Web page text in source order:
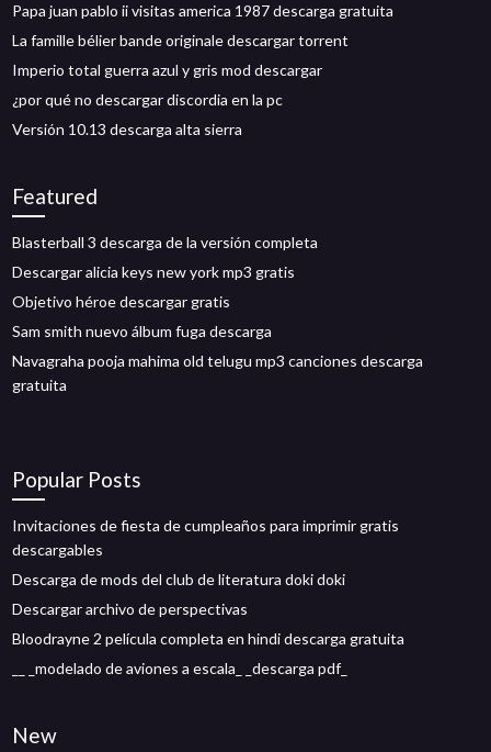
Papa juan pablo ii visitas america 1987 descarga gratuita
La famille bélier bande originale descargar torrent
Imperio total guerra azul y gris mod descargar
¿por qué no descargar discordia en la pc
Versión 10.13 descarga alta sierra
Featured
Blasterball 3 descarga de la versión completa
Descargar alicia keys new york mp3 gratis
Objetivo héroe descargar gratis
Sam smith nuevo álbum fuga descarga
Navagraha pooja mahima old telugu mp3 canciones descarga
gratuita
Popular Posts
Invitaciones de fiesta de cumpleaños para imprimir gratis
descargables
Descarga de mods del club de literatura doki doki
Descargar archivo de perspectivas
Bloodrayne 2 película completa en hindi descarga gratuita
__ _modelado de aviones a escala_ _descarga pdf_
New